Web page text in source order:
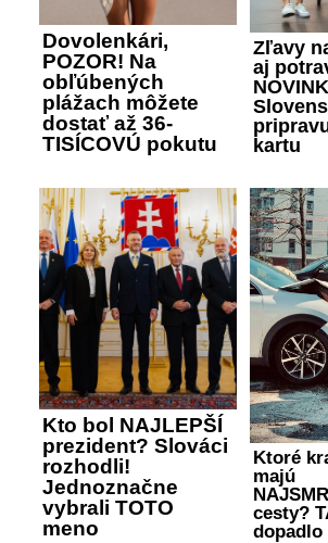
Dovolenkári,
POZOR! Na
obľúbených
plážach môžete
dostať až 36-
TISÍCOVÚ pokutu
Zľavy
aj
kartu
Kto bol NAJLEPŠÍ
prezident? Slováci
rozhodli!
Jednoznačne
vybrali TOTO
meno
Ktoré
majú
cesty?
dopadlo